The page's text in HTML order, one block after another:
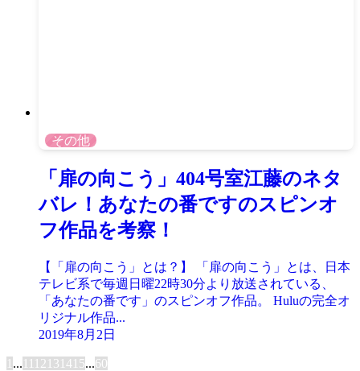
その他
「扉の向こう」404号室江藤のネタ
バレ！あなたの番ですのスピンオ
フ作品を考察！
【「扉の向こう」とは？】 「扉の向こう」とは、日本
テレビ系で毎週日曜22時30分より放送されている、
「あなたの番です」のスピンオフ作品。 Huluの完全オ
リジナル作品...
2019年8月2日
1 ... 11 12 13 14 15...60